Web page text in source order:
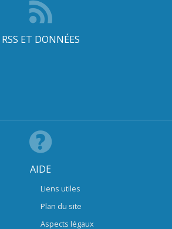
RSS ET DONNÉES
AIDE
Liens utiles
Plan du site
Aspects légaux